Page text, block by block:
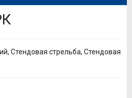
, Стендовая стрельба, Стендовая